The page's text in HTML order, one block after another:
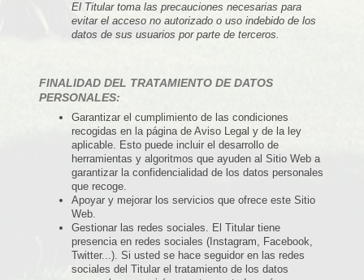
El Titular toma las precauciones necesarias para
evitar el acceso no autorizado o uso indebido de los
datos de sus usuarios por parte de terceros.
FINALIDAD DEL TRATAMIENTO DE DATOS
PERSONALES:
Garantizar el cumplimiento de las condiciones
recogidas en la página de Aviso Legal y de la ley
aplicable. Esto puede incluir el desarrollo de
herramientas y algoritmos que ayuden al Sitio Web a
garantizar la confidencialidad de los datos personales
que recoge.
Apoyar y mejorar los servicios que ofrece este Sitio
Web.
Gestionar las redes sociales. El Titular tiene
presencia en redes sociales (Instagram, Facebook,
Twitter...). Si usted se hace seguidor en las redes
sociales del Titular el tratamiento de los datos